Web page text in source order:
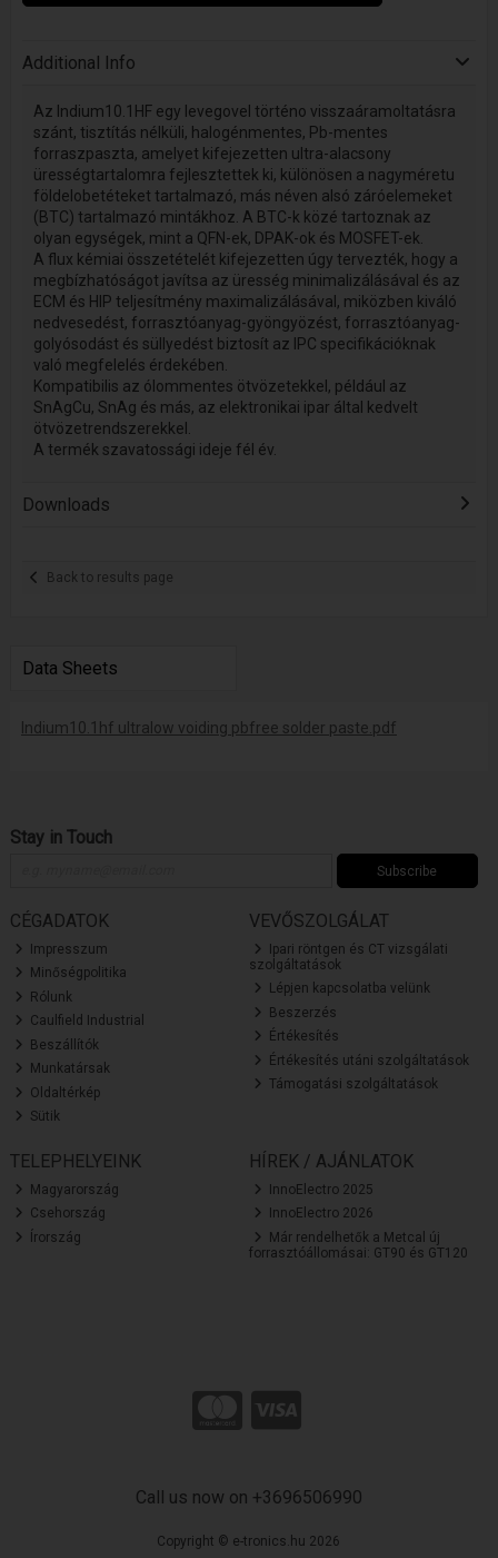
Additional Info
Az Indium10.1HF egy levegovel történo visszaáramoltatásra
szánt, tisztítás nélküli, halogénmentes, Pb-mentes
forraszpaszta, amelyet kifejezetten ultra-alacsony
ürességtartalomra fejlesztettek ki, különösen a nagyméretu
földelobetéteket tartalmazó, más néven alsó záróelemeket
(BTC) tartalmazó mintákhoz. A BTC-k közé tartoznak az
olyan egységek, mint a QFN-ek, DPAK-ok és MOSFET-ek.
A flux kémiai összetételét kifejezetten úgy tervezték, hogy a
megbízhatóságot javítsa az üresség minimalizálásával és az
ECM és HIP teljesítmény maximalizálásával, miközben kiváló
nedvesedést, forrasztóanyag-gyöngyözést, forrasztóanyag-
golyósodást és süllyedést biztosít az IPC specifikációknak
való megfelelés érdekében.
Kompatibilis az ólommentes ötvözetekkel, például az
SnAgCu, SnAg és más, az elektronikai ipar által kedvelt
ötvözetrendszerekkel.
A termék szavatossági ideje fél év.
Downloads
Back to results page
Data Sheets
Indium10.1hf ultralow voiding pbfree solder paste.pdf
Stay in Touch
Subscribe
CÉGADATOK
Impresszum
Minőségpolitika
Rólunk
Caulfield Industrial
Beszállítók
Munkatársak
Oldaltérkép
Sütik
VEVŐSZOLGÁLAT
Ipari röntgen és CT vizsgálati
szolgáltatások
Lépjen kapcsolatba velünk
Beszerzés
Értékesítés
Értékesítés utáni szolgáltatások
Támogatási szolgáltatások
TELEPHELYEINK
Magyarország
Csehország
Írország
HÍREK / AJÁNLATOK
InnoElectro 2025
InnoElectro 2026
Már rendelhetők a Metcal új
forrasztóállomásai: GT90 és GT120
Call us now on +3696506990
Copyright © e-tronics.hu 2026